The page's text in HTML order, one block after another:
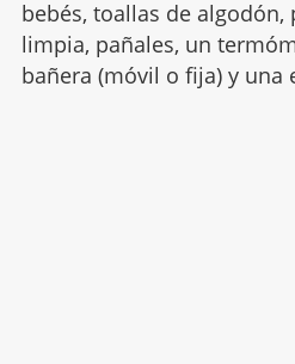
bebés, toallas de
limpia, pañales, un
bañera (móvil o fija) y una